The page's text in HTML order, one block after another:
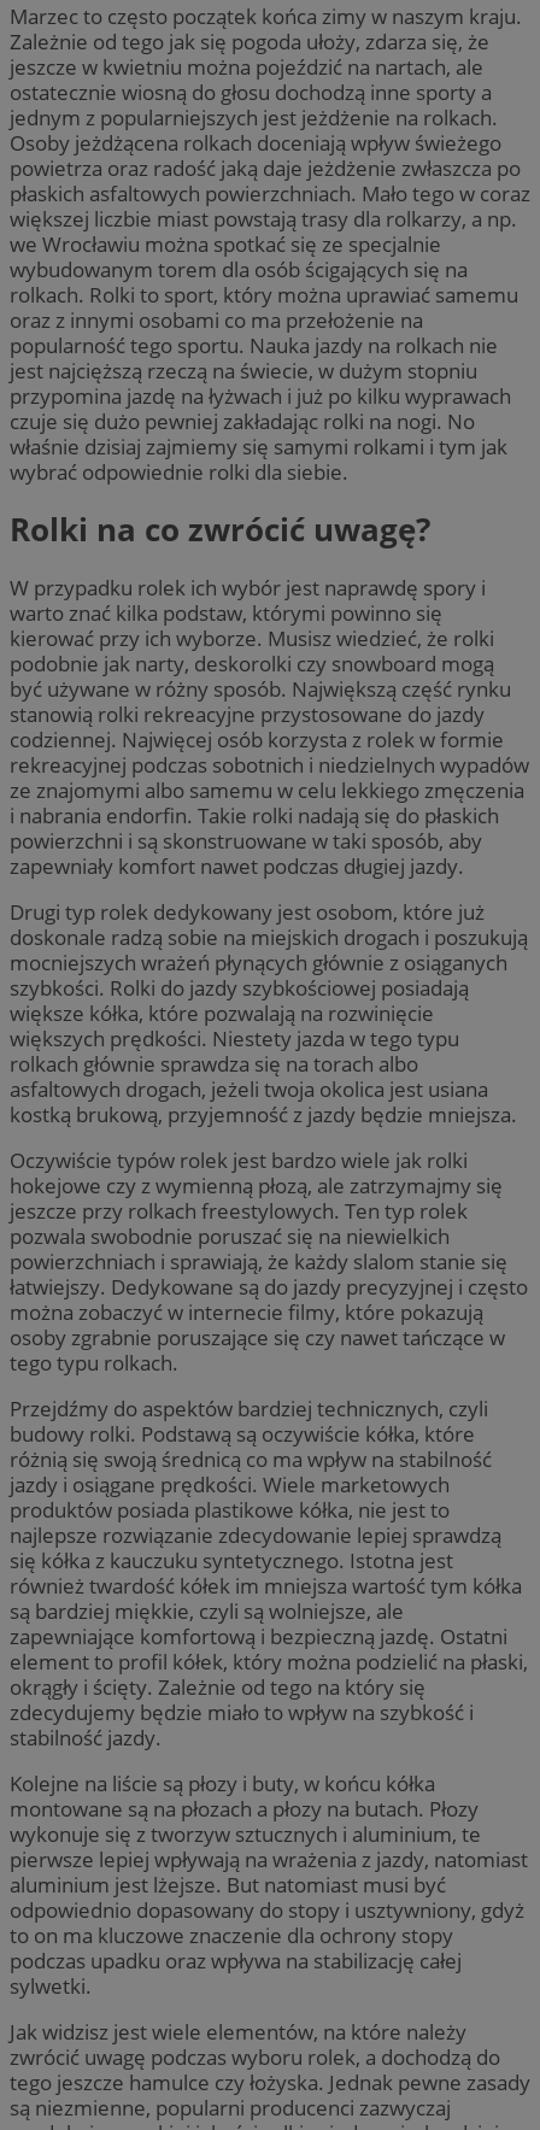
Marzec to często początek końca zimy w naszym kraju.
Zależnie od tego jak się pogoda ułoży, zdarza się, że
jeszcze w kwietniu można pojeździć na nartach, ale
ostatecznie wiosną do głosu dochodzą inne sporty a
jednym z popularniejszych jest jeżdżenie na rolkach.
Osoby jeżdżącena rolkach doceniają wpływ świeżego
powietrza oraz radość jaką daje jeżdżenie zwłaszcza po
płaskich asfaltowych powierzchniach. Mało tego w coraz
większej liczbie miast powstają trasy dla rolkarzy, a np.
we Wrocławiu można spotkać się ze specjalnie
wybudowanym torem dla osób ścigających się na
rolkach. Rolki to sport, który można uprawiać samemu
oraz z innymi osobami co ma przełożenie na
popularność tego sportu. Nauka jazdy na rolkach nie
jest najcięższą rzeczą na świecie, w dużym stopniu
przypomina jazdę na łyżwach i już po kilku wyprawach
czuje się dużo pewniej zakładając rolki na nogi. No
właśnie dzisiaj zajmiemy się samymi rolkami i tym jak
wybrać odpowiednie rolki dla siebie.
Rolki na co zwrócić uwagę?
W przypadku rolek ich wybór jest naprawdę spory i
warto znać kilka podstaw, którymi powinno się
kierować przy ich wyborze. Musisz wiedzieć, że rolki
podobnie jak narty, deskorolki czy snowboard mogą
być używane w różny sposób. Największą część rynku
stanowią rolki rekreacyjne przystosowane do jazdy
codziennej. Najwięcej osób korzysta z rolek w formie
rekreacyjnej podczas sobotnich i niedzielnych wypadów
ze znajomymi albo samemu w celu lekkiego zmęczenia
i nabrania endorfin. Takie rolki nadają się do płaskich
powierzchni i są skonstruowane w taki sposób, aby
zapewniały komfort nawet podczas długiej jazdy.
Drugi typ rolek dedykowany jest osobom, które już
doskonale radzą sobie na miejskich drogach i poszukują
mocniejszych wrażeń płynących głównie z osiąganych
szybkości. Rolki do jazdy szybkościowej posiadają
większe kółka, które pozwalają na rozwinięcie
większych prędkości. Niestety jazda w tego typu
rolkach głównie sprawdza się na torach albo
asfaltowych drogach, jeżeli twoja okolica jest usiana
kostką brukową, przyjemność z jazdy będzie mniejsza.
Oczywiście typów rolek jest bardzo wiele jak rolki
hokejowe czy z wymienną płozą, ale zatrzymajmy się
jeszcze przy rolkach freestylowych. Ten typ rolek
pozwala swobodnie poruszać się na niewielkich
powierzchniach i sprawiają, że każdy slalom stanie się
łatwiejszy. Dedykowane są do jazdy precyzyjnej i często
można zobaczyć w internecie filmy, które pokazują
osoby zgrabnie poruszające się czy nawet tańczące w
tego typu rolkach.
Przejdźmy do aspektów bardziej technicznych, czyli
budowy rolki. Podstawą są oczywiście kółka, które
różnią się swoją średnicą co ma wpływ na stabilność
jazdy i osiągane prędkości. Wiele marketowych
produktów posiada plastikowe kółka, nie jest to
najlepsze rozwiązanie zdecydowanie lepiej sprawdzą
się kółka z kauczuku syntetycznego. Istotna jest
również twardość kółek im mniejsza wartość tym kółka
są bardziej miękkie, czyli są wolniejsze, ale
zapewniające komfortową i bezpieczną jazdę. Ostatni
element to profil kółek, który można podzielić na płaski,
okrągły i ścięty. Zależnie od tego na który się
zdecydujemy będzie miało to wpływ na szybkość i
stabilność jazdy.
Kolejne na liście są płozy i buty, w końcu kółka
montowane są na płozach a płozy na butach. Płozy
wykonuje się z tworzyw sztucznych i aluminium, te
pierwsze lepiej wpływają na wrażenia z jazdy, natomiast
aluminium jest lżejsze. But natomiast musi być
odpowiednio dopasowany do stopy i usztywniony, gdyż
to on ma kluczowe znaczenie dla ochrony stopy
podczas upadku oraz wpływa na stabilizację całej
sylwetki.
Jak widzisz jest wiele elementów, na które należy
zwrócić uwagę podczas wyboru rolek, a dochodzą do
tego jeszcze hamulce czy łożyska. Jednak pewne zasady
są niezmienne, popularni producenci zazwyczaj